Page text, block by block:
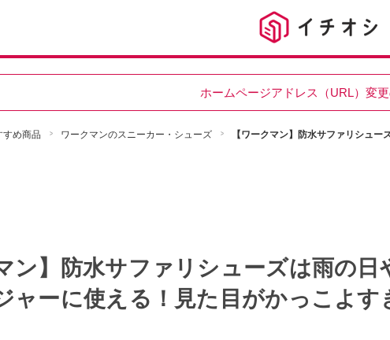
ホームページアドレス（URL）変
すめ商品 ワークマンのスニーカー・シューズ 【ワークマン】防水サファリシュ
ン】防水サファリシューズは雨の日
ャーに使える！見た目がかっこよす